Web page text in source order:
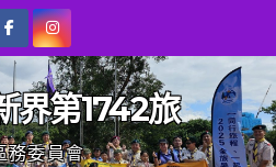
界第1742旅
務委員會